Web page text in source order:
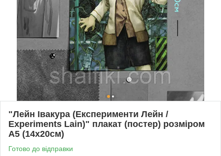
"Лейн Івакура (Експерименти Лейн /
Experiments Lain)" плакат (постер) розміром
А5 (14х20см)
Готово до відправки